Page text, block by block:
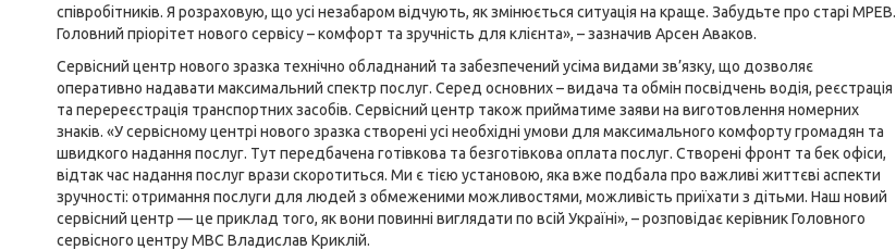
співробітників. Я розраховую, що усі незабаром відчують, як змінюється ситуація на краще. Забудьте про старі МРЕВ.
Головний пріорітет нового сервісу – комфорт та зручність для клієнта», – зазначив Арсен Аваков.
Сервісний центр нового зразка технічно обладнаний та забезпечений усіма видами зв’язку, що дозволяє
оперативно надавати максимальний спектр послуг. Серед основних – видача та обмін посвідчень водія, реєстрація
та перереєстрація транспортних засобів. Сервісний центр також прийматиме заяви на виготовлення номерних
знаків. «У сервісному центрі нового зразка створені усі необхідні умови для максимального комфорту громадян та
швидкого надання послуг. Тут передбачена готівкова та безготівкова оплата послуг. Створені фронт та бек офіси,
відтак час надання послуг врази скоротиться. Ми є тією установою, яка вже подбала про важливі життєві аспекти
зручності: отримання послуги для людей з обмеженими можливостями, можливість приїхати з дітьми. Наш новий
сервісний центр — це приклад того, як вони повинні виглядати по всій Україні», – розповідає керівник Головного
сервісного центру МВС Владислав Криклій.